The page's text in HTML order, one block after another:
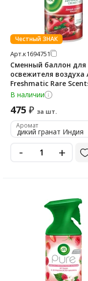
Честный ЗНАК
Арт.к1694751
Сменный баллон для
освежителя воздуха
Freshmatic Rare
гранат Индия, 250мл
В наличии
475 ₽ за шт.
Аромат
дикий гранат Индия
- +